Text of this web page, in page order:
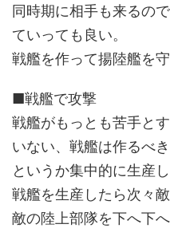
同時期に相手も来るの
ていっても良い。
戦艦を作って揚陸艦を
■戦艦で攻撃
戦艦がもっとも苦手と
いない、戦艦は作るべ
というか集中的に生産
戦艦を生産したら次々
敵の陸上部隊を下へ下